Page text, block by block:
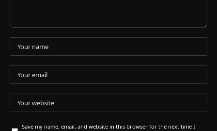
Save my name, email, and website in this browser for the next time I